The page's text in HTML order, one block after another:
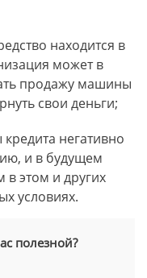
находится в
может в
продажу машины
свои деньги;
кредита негативно
и в будущем
в этом и других
условиях.
полезной?